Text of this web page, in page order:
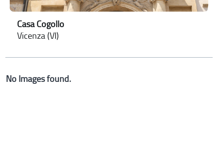
Casa Cogollo
Vicenza (VI)
No Images found.